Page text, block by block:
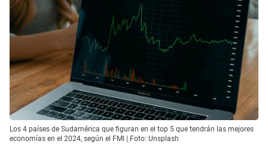
Los 4 países de Sudamérica que figuran en el top 5 que tendrán las mejores
economías en el 2024, según el FMI | Foto: Unsplash